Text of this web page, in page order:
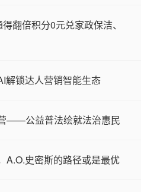
翻倍积分0元兑家政保洁、
解锁达人营销智能生态
——公益普法绘就法治惠民
A.O.史密斯的路径或是最优